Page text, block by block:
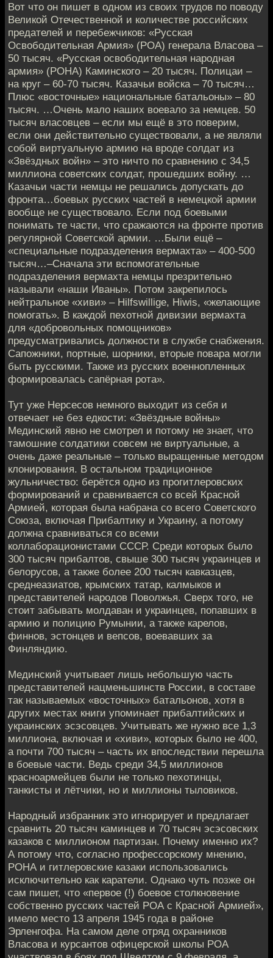
Вот что он пишет в одном из своих трудов по поводу
Великой Отечественной и количестве российских
предателей и перебежчиков: «Русская
Освободительная Армия» (РОА) генерала Власова –
50 тысяч. «Русская освободительная народная
армия» (РОНА) Каминского – 20 тысяч. Полицаи –
на круг – 60-70 тысяч. Казачьи войска – 70 тысяч…
Плюс «восточные» национальные батальоны» – 80
тысяч. …Очень мало наших воевало за немцев. 50
тысяч власовцев – если мы ещё в это поверим,
если они действительно существовали, а не являли
собой виртуальную армию на вроде солдат из
«Звёздных войн» – это ничто по сравнению с 34,5
миллиона советских солдат, прошедших войну. …
Казачьи части немцы не решались допускать до
фронта…боевых русских частей в немецкой армии
вообще не существовало. Если под боевыми
понимать те части, что сражаются на фронте против
регулярной Советской армии. …Были ещё –
«специальные подразделения вермахта» – 400-500
тысяч…–Сначала эти вспомогательные
подразделения вермахта немцы презрительно
называли «наши Иваны». Потом закрепилось
нейтральное «хиви» – Hilfswillige, Hiwis, «желающие
помогать». В каждой пехотной дивизии вермахта
для «добровольных помощников»
предусматривались должности в службе снабжения.
Сапожники, портные, шорники, вторые повара могли
быть русскими. Также из русских военнопленных
формировалась сапёрная рота».
Тут уже Нерсесов немного выходит из себя и
отвечает не без едкости: «Звёздные войны»
Мединский явно не смотрел и потому не знает, что
тамошние солдатики совсем не виртуальные, а
очень даже реальные – только выращенные методом
клонирования. В остальном традиционное
жульничество: берётся одно из прогитлеровских
формирований и сравнивается со всей Красной
Армией, которая была набрана со всего Советского
Союза, включая Прибалтику и Украину, а потому
должна сравниваться со всеми
коллаборационистами СССР. Среди которых было
300 тысяч прибалтов, свыше 300 тысяч украинцев и
белорусов, а также более 200 тысяч кавказцев,
среднеазиатов, крымских татар, калмыков и
представителей народов Поволжья. Сверх того, не
стоит забывать молдаван и украинцев, попавших в
армию и полицию Румынии, а также карелов,
финнов, эстонцев и вепсов, воевавших за
Финляндию.
Мединский учитывает лишь небольшую часть
представителей нацменьшинств России, в составе
так называемых «восточных» батальонов, хотя в
других местах книги упоминает прибалтийских и
украинских эсэсовцев. Учитывать же нужно все 1,3
миллиона, включая и «хиви», которых было не 400,
а почти 700 тысяч – часть их впоследствии перешла
в боевые части. Ведь среди 34,5 миллионов
красноармейцев были не только пехотинцы,
танкисты и лётчики, но и миллионы тыловиков.
Народный избранник это игнорирует и предлагает
сравнить 20 тысяч каминцев и 70 тысяч эсэсовских
казаков с миллионом партизан. Почему именно их?
А потому что, согласно профессорскому мнению,
РОНА и гитлеровские казаки использовались
исключительно как каратели. Однако чуть позже он
сам пишет, что «первое (!) боевое столкновение
собственно русских частей РОА с Красной Армией»,
имело место 13 апреля 1945 года в районе
Эрленгофа. На самом деле отряд охранников
Власова и курсантов офицерской школы РОА